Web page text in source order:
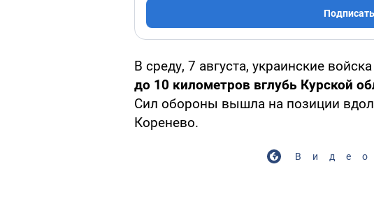
В среду, 7 августа, украинские войска
до 10 километров вглубь Курской
Сил обороны вышла на позиции
Коренево.